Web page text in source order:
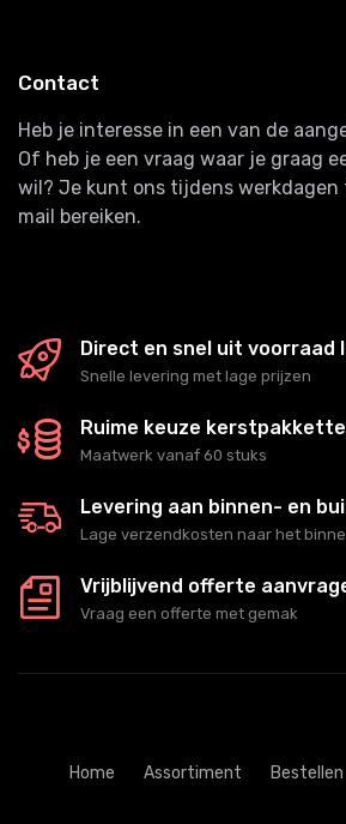
Contact
Heb je interesse in een van de
Of heb je een vraag waar je graag
wil? Je kunt ons tijdens
mail bereiken.
Direct en snel uit voorraad
Snelle levering met lage prijzen
Ruime keuze
Maatwerk vanaf 60 stuks
Levering aan binnen- en
Lage verzendkosten naar het
Vrijblijvend offerte
Vraag een offerte met gemak
Home Assortiment Bestellen